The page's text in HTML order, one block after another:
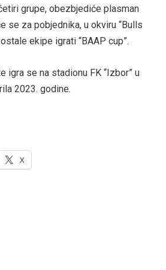
grupe, obezbjediće plasman
se za pobjednika, u okviru “Bulls
ekipe igrati “BAAP cup”.
igra se na stadionu FK “Izbor” u
2023. godine.
X